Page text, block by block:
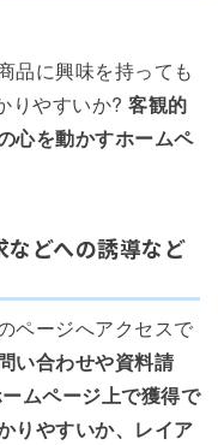
品に興味を持っても
りやすいか? 客観的
心を動かすホームペ
などへの誘導など
ページへアクセスで
い合わせや資料請
ムページ上で獲得で
りやすいか、レイア